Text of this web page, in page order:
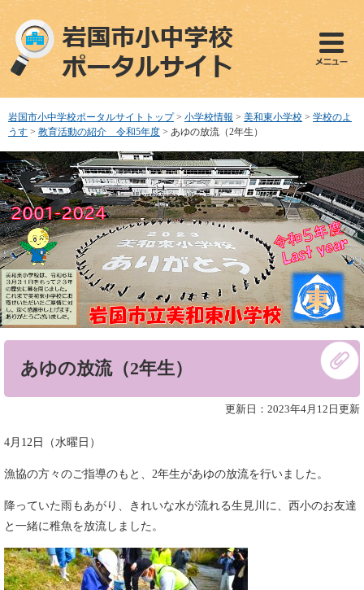
ペ
で
す
メ
ば
し
本
文
へ
岩国市小中学校ポータルサイトトップ > 小学校情報 > 美和東小学校 > 学校のよ
うす > 教育活動の紹介 令和5年度 > あゆの放流（2年生）
あゆの放流（2年生）
更新日：2023年4月12日更新
4月12日（水曜日）
漁協の方々のご指導のもと、2年生があゆの放流を行いました。
降っていた雨もあがり、きれいな水が流れる生見川に、西小のお友達
と一緒に稚魚を放流しました。